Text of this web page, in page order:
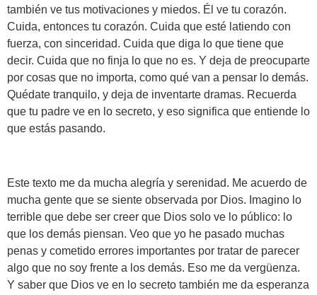
también ve tus motivaciones y miedos. Él ve tu corazón.
Cuida, entonces tu corazón. Cuida que esté latiendo con
fuerza, con sinceridad. Cuida que diga lo que tiene que
decir. Cuida que no finja lo que no es. Y deja de preocuparte
por cosas que no importa, como qué van a pensar lo demás.
Quédate tranquilo, y deja de inventarte dramas. Recuerda
que tu padre ve en lo secreto, y eso significa que entiende lo
que estás pasando.
Este texto me da mucha alegría y serenidad. Me acuerdo de
mucha gente que se siente observada por Dios. Imagino lo
terrible que debe ser creer que Dios solo ve lo público: lo
que los demás piensan. Veo que yo he pasado muchas
penas y cometido errores importantes por tratar de parecer
algo que no soy frente a los demás. Eso me da vergüenza.
Y saber que Dios ve en lo secreto también me da esperanza